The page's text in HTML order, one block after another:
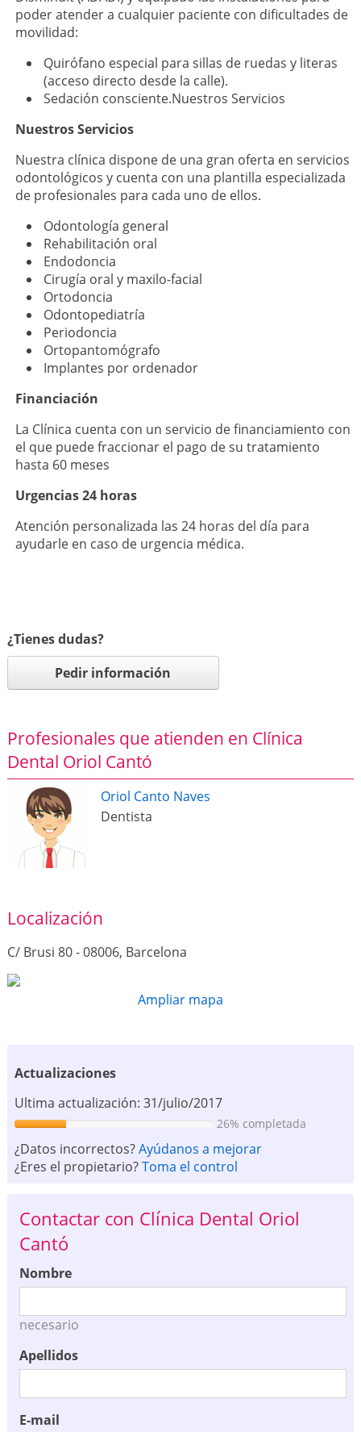
poder atender a cualquier paciente con dificultades de
movilidad:
Quirófano especial para sillas de ruedas y literas
(acceso directo desde la calle).
Sedación consciente.Nuestros Servicios
Nuestros Servicios
Nuestra clínica dispone de una gran oferta en servicios
odontológicos y cuenta con una plantilla especializada
de profesionales para cada uno de ellos.
Odontología general
Rehabilitación oral
Endodoncia
Cirugía oral y maxilo-facial
Ortodoncia
Odontopediatría
Periodoncia
Ortopantomógrafo
Implantes por ordenador
Financiación
La Clínica cuenta con un servicio de financiamiento con
el que puede fraccionar el pago de su tratamiento
hasta 60 meses
Urgencias 24 horas
Atención personalizada las 24 horas del día para
ayudarle en caso de urgencia médica.
¿Tienes dudas?
Pedir información
Profesionales que atienden en Clínica
Dental Oriol Cantó
Oriol Canto Naves
Dentista
Localización
C/ Brusi 80 - 08006, Barcelona
Ampliar mapa
Actualizaciones
Ultima actualización: 31/julio/2017
26% completada
¿Datos incorrectos?Ayúdanos a mejorar
¿Eres el propietario?Toma el control
Contactar con Clínica Dental Oriol
Cantó
Nombre
necesario
Apellidos
E-mail